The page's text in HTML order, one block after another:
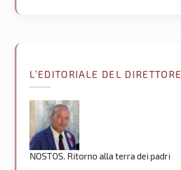
L’EDITORIALE DEL DIRETTORE
NOSTOS. Ritorno alla terra dei padri